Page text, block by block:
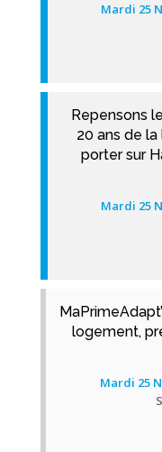
Mardi 25
Repensons
20 ans de
porter sur
Mardi 25
logement,
Mardi 25